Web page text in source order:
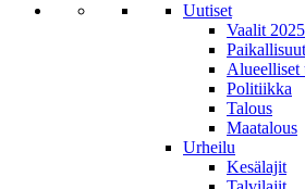
Uutiset
Vaalit 2025
Alueelliset
Politiikka
Talous
Maatalous
Urheilu
Kesälajit